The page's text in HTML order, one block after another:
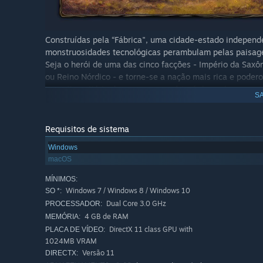
Construídas pela “Fábrica", uma cidade-estado
monstruosidades tecnológicas perambulam pelas
Seja o herói de uma das cinco facções - Império da
ou Reino Nórdico - e torne-se a nação mais rica e
garantir a vitória do seu povo, você terá de explorar e
Scythe, a vitória é alcançada com e para o povo!
Assimetria: cada jogador inicia o jogo com diferentes
agudo, popularidade...), uma localização inicial
especificamente para contribuir para a singularidade
Requisitos de sistema
Windows
macOS
MÍNIMOS:
SO *: Windows 7 / Windows 8 / Windows 10
PROCESSADOR: Dual Core 3.0 GHz
MEMÓRIA: 4 GB de RAM
PLACA DE VÍDEO: DirectX 11 class GPU with
1024MB VRAM
DIRECTX: Versão 11